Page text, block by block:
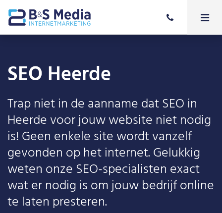
SEO Heerde
Trap niet in de aanname dat SEO in
Heerde voor jouw website niet nodig
is! Geen enkele site wordt vanzelf
gevonden op het internet. Gelukkig
weten onze SEO-specialisten exact
wat er nodig is om jouw bedrijf online
te laten presteren.